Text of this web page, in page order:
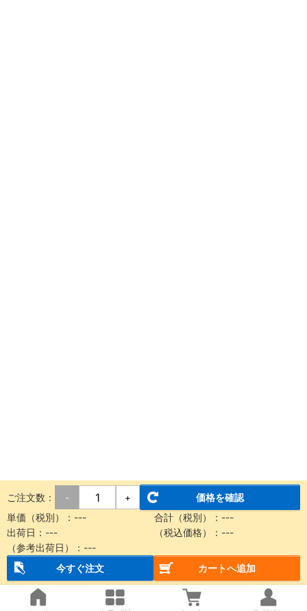
ご注文数： - +
価格を確認
単価（税別）： --- 合計（税別）： ---
出荷日： --- （税込価格）： ---
（参考出荷日）： ---
今すぐ注文
カートへ追加